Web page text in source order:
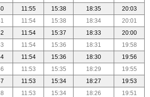
11:55 15:38 18:35
20:03
11:54 15:38 18:34
20:01
11:54 15:37 18:33
20:00
11:54 15:36 18:31
19:58
11:54 15:36 18:30
19:56
11:53 15:35 18:29
19:55
11:53 15:34 18:27
19:53
11:53 15:34 18:26
19:51